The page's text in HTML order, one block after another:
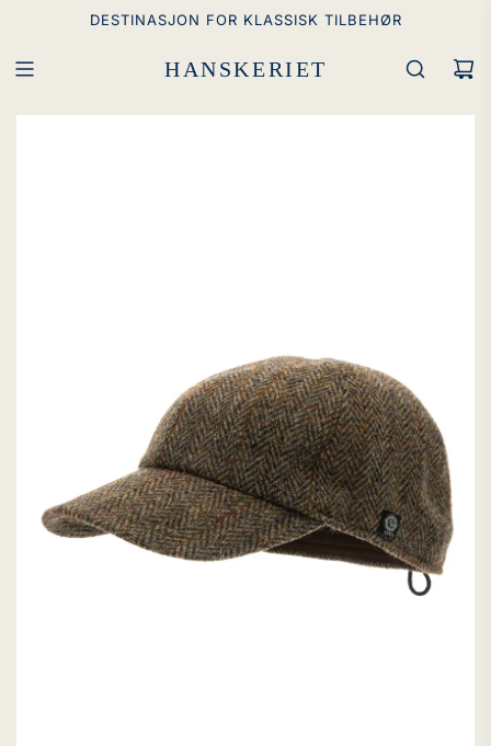
INNHOLD
DESTINASJON FOR KLASSISK TILBEHØR
HANSKERIET